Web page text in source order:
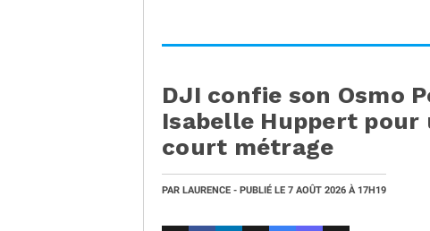
DJI confie son Osmo
Isabelle Huppert
court métrage
PAR LAURENCE - PUBLIÉ LE 7 AOÛT 2026 À 17H19